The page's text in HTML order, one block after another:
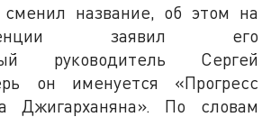
сменил название, об этом на
заявил его
руководитель Сергей
он именуется «Прогресс
Джигарханяна». По словам